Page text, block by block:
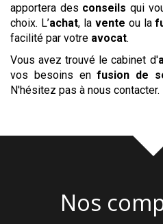
apportera des conseils qui
choix. L’achat, la vente ou la
facilité par votre avocat.
Vous avez trouvé le cabinet d'
vos besoins enfusion de
N'hésitez pas à nous contacter.
Nos